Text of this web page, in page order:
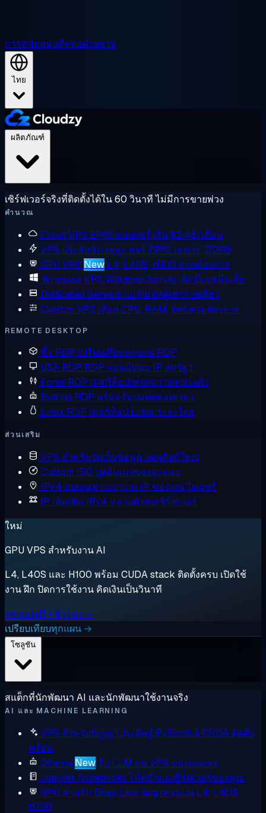
การสนับสนุนติดต่อฝ่ายขาย
ไทย
เซิร์ฟเวอร์จริงที่ติดตั้งได้ใน 60 วินาที ไม่มีการขายพ่วง
คำนวณ
Cloud VPS EPYC แบบแชร์ เริ่ม $2.48/เดือน
VPS ประสิทธิภาพสูง คอร์ EPYC เฉพาะ, DDR5
GPU VPS New L4, L40S, H100 ตามต้องการ
Windows VPS Windows Server, สิทธิ์แอดมินเต็ม
Dedicated Servers แบร์เมทัลผู้เช่ารายเดียว
Custom VPS เลือก CPU, RAM, ดิสก์ตามต้องการ
REMOTE DESKTOP
ซื้อ RDP เปรียบเทียบทุกแผน RDP
USA RDP RDP แอดมินบน IP สหรัฐฯ
Forex RDP เดสก์ท็อปเทรดความหน่วงต่ำ
Botting RDP พร้อมรันบอตตลอดเวลา
Linux RDP เดสก์ท็อป Linux ระยะไกล
ส่วนเสริม
VPS สำหรับจัดเก็บข้อมูล แผนดิสก์ใหญ่
Custom ISO บูตอิมเมจของคุณเอง
IPv4 แบบเฉพาะเจาะจง IP ของคุณ ไม่แชร์
IP เพิ่มเติม IPv4 หลายตัวต่อเซิร์ฟเวอร์
ใหม่
GPU VPS สำหรับงาน AI
L4, L40S และ H100 พร้อม CUDA stack ติดตั้งครบ เปิดใช้
งาน ฝึก ปิดการใช้งาน คิดเงินเป็นวินาที
ทดลองฟรี 1 ชั่วโมง →
เปรียบเทียบทุกแผน →
สแต็กที่นักพัฒนา AI และนักพัฒนาใช้งานจริง
AI และ MACHINE LEARNING
VPS สำหรับปัญญาประดิษฐ์ PyTorch & CUDA ติดตั้ง
พร้อม
Ollama New รัน LLM บน VPS ของคุณเอง
Jupyter Notebooks โน้ตบุ๊กบนเซิร์ฟเวอร์ของคุณ
GPU สำหรับ Deep Learning เทรนบน L4, L40S,
H100